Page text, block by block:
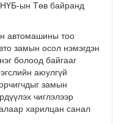
ын Төв байранд
автомашины тоо
замын осол нэмэгдэн
болоод байгааг
аюулгүй
замын
чиглэлээр
харилцан санал